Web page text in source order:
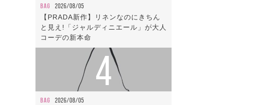
BAG 2026/08/05
【PRADA新作】リネンなのにきちん
と見え!「ジャルディニエール」が大人
コーデの新本命
4
BAG 2026/08/05